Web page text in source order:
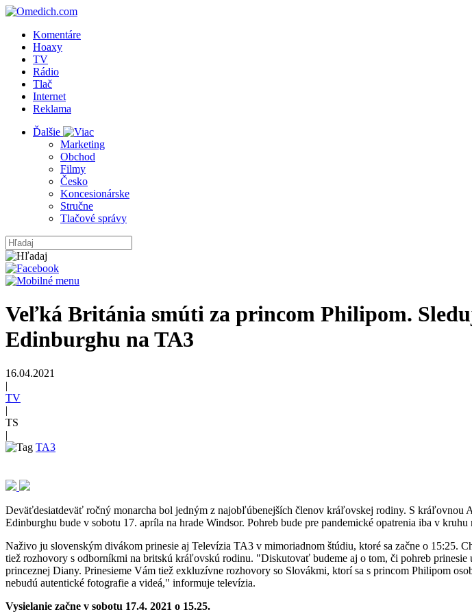
Komentáre
Hoaxy
TV
Rádio
Tlač
Internet
Reklama
Ďalšie
Marketing
Obchod
Filmy
Česko
Koncesionárske
Stručne
Tlačové správy
Veľká Británia smúti za princom Philipom.
Edinburghu na TA3
16.04.2021
|
TV
|
TS
|
TA3
Deväťdesiatdeväť ročný monarcha bol jedným z najobľúbenejších členov kráľovskej rodiny. S
Edinburghu bude v sobotu 17. apríla na hrade Windsor. Pohreb bude pre pandemické opatrenia iba v
Naživo ju slovenským divákom prinesie aj Televízia TA3 v mimoriadnom štúdiu, ktoré sa začne o 15:25.
tiež rozhovory s odborníkmi na britskú kráľovskú rodinu. "Diskutovať budeme aj o tom, či pohreb
princeznej Diany. Prinesieme Vám tiež exkluzívne rozhovory so Slovákmi, ktorí sa s princom Philipom
nebudú autentické fotografie a videá," informuje televízia.
Vysielanie začne v sobotu 17.4. 2021 o 15.25.